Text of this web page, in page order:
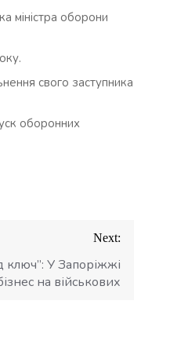
міністра оборони
свого заступника
оборонних
Next:
ключ”: У Запоріжжі
на військових